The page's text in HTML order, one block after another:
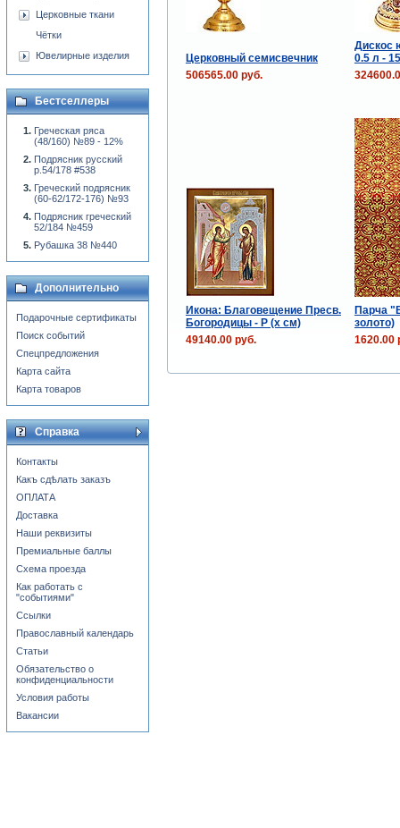
Церковный семисвечник
Дискос
0.5 л - 15
506565.00 руб.
Икона: Благовещение Пресв.
Богородицы - P (x см)
Парча
золото)
49140.00 руб.
1620.00
Церковные ткани
Чётки
Ювелирные изделия
Бестселлеры
Греческая ряса
(48/160) №89 - 12%
Подрясник русский
р.54/178 #538
Греческий подрясник
(60-62/172-176) №93
Подрясник греческий
52/184 №459
Рубашка 38 №440
Дополнительно
Подарочные сертификаты
Поиск событий
Спецпредложения
Карта сайта
Карта товаров
Справка
Контакты
Какъ сдѣлать заказъ
ОПЛАТА
Доставка
Наши реквизиты
Премиальные баллы
Схема проезда
Как работать с
"событиями"
Ссылки
Православный календарь
Статьи
Обязательство о
конфиденциальности
Условия работы
Вакансии